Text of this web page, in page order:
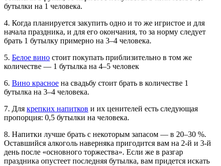
бутылки на 1 человека.
4. Когда планируется закупить одно и то же игристое и для
начала праздника, и для его окончания, то за норму следует
брать 1 бутылку примерно на 3–4 человека.
5. Белое вино стоит покупать приблизительно в том же
количестве — 1 бутылка на 4–5 человек
6. Вино красное на свадьбу стоит брать в количестве 1
бутылка на 3–4 человека.
7. Для крепких напитков и их ценителей есть следующая
пропорция: 0,5 бутылки на человека.
8. Напитки лучше брать с некоторым запасом — в 20–30 %.
Оставшийся алкоголь наверняка пригодится вам на 2-й и 3-й
день после «основного торжества». Если же в разгар
праздника опустеет последняя бутылка, вам придется искать